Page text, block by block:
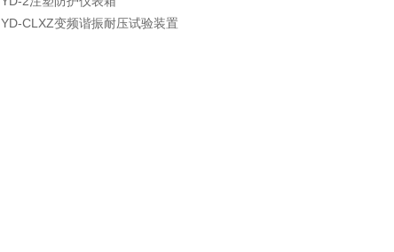
YD-CLXZ变频谐振耐压试验装置